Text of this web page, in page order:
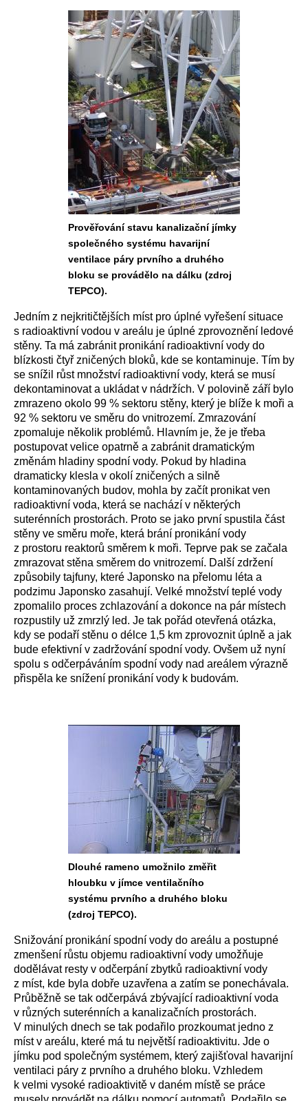
Prověřování stavu kanalizační jímky
společného systému havarijní
ventilace páry prvního a druhého
bloku se provádělo na dálku (zdroj
TEPCO).
Jedním z nejkritičtějších míst pro úplné vyřešení situace
s radioaktivní vodou v areálu je úplné zprovoznění ledové
stěny. Ta má zabránit pronikání radioaktivní vody do
blízkosti čtyř zničených bloků, kde se kontaminuje. Tím by
se snížil růst množství radioaktivní vody, která se musí
dekontaminovat a ukládat v nádržích. V polovině září bylo
zmrazeno okolo 99 % sektoru stěny, který je blíže k moři a
92 % sektoru ve směru do vnitrozemí. Zmrazování
zpomaluje několik problémů. Hlavním je, že je třeba
postupovat velice opatrně a zabránit dramatickým
změnám hladiny spodní vody. Pokud by hladina
dramaticky klesla v okolí zničených a silně
kontaminovaných budov, mohla by začít pronikat ven
radioaktivní voda, která se nachází v některých
suterénních prostorách. Proto se jako první spustila část
stěny ve směru moře, která brání pronikání vody
z prostoru reaktorů směrem k moři. Teprve pak se začala
zmrazovat stěna směrem do vnitrozemí. Další zdržení
způsobily tajfuny, které Japonsko na přelomu léta a
podzimu Japonsko zasahují. Velké množství teplé vody
zpomalilo proces zchlazování a dokonce na pár místech
rozpustily už zmrzlý led. Je tak pořád otevřená otázka,
kdy se podaří stěnu o délce 1,5 km zprovoznit úplně a jak
bude efektivní v zadržování spodní vody. Ovšem už nyní
spolu s odčerpáváním spodní vody nad areálem výrazně
přispěla ke snížení pronikání vody k budovám.
Dlouhé rameno umožnilo změřit
hloubku v jímce ventilačního
systému prvního a druhého bloku
(zdroj TEPCO).
Snižování pronikání spodní vody do areálu a postupné
zmenšení růstu objemu radioaktivní vody umožňuje
dodělávat resty v odčerpání zbytků radioaktivní vody
z míst, kde byla dobře uzavřena a zatím se ponechávala.
Průběžně se tak odčerpává zbývající radioaktivní voda
v různých suterénních a kanalizačních prostorách.
V minulých dnech se tak podařilo prozkoumat jedno z
míst v areálu, které má tu největší radioaktivitu. Jde o
jímku pod společným systémem, který zajišťoval havarijní
ventilaci páry z prvního a druhého bloku. Vzhledem
k velmi vysoké radioaktivitě v daném místě se práce